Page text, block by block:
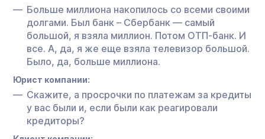
Больше миллиона накопилось со всеми своими
долгами. Был банк – Сбербанк — самый
большой, я взяла миллион. Потом ОТП-банк. И
все. А, да, я же еще взяла телевизор большой.
Было, да, больше миллиона.
Юрист компании:
Скажите, а просрочки по платежам за кредиты
у вас были и, если были как реагировали
кредиторы?